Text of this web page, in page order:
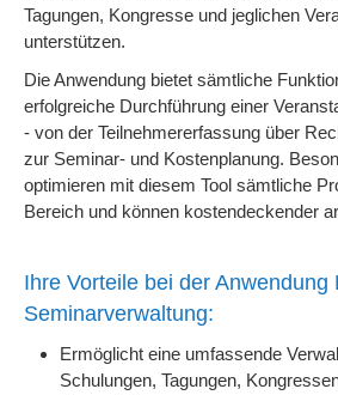
Tagungen, Kongresse und jeglichen
unterstützen.
Die Anwendung bietet sämtliche
erfolgreiche Durchführung einer
- von der Teilnehmererfassung über
zur Seminar- und Kostenplanung.
optimieren mit diesem Tool sämtliche
Bereich und können kostendeckender
Ihre Vorteile bei der Anwendung
Seminarverwaltung:
Ermöglicht eine umfassende
Schulungen, Tagungen,